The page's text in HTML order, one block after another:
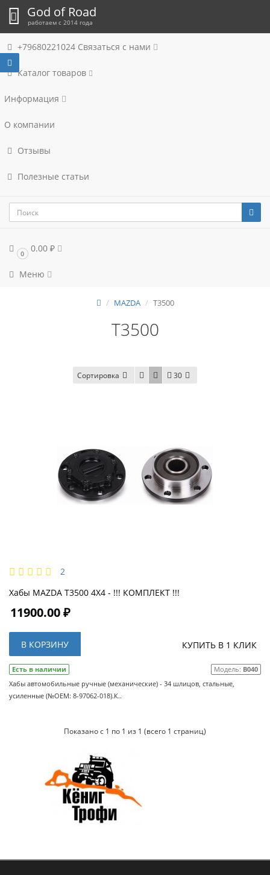
God of Road
работаем с 2014 года
+79680221024 Связаться с нами
Каталог товаров
Информация
О компании
Отзывы
Полезные статьи
0 0.00 ₽
Меню
MAZDA T3500
T3500
Сортировка 30
2
Хабы MAZDA T3500 4X4 - !!! КОМПЛЕКТ !!!
11900.00 ₽
В КОРЗИНУ КУПИТЬ В 1 КЛИК
Есть в наличии Модель: B040
Хабы автомобильные ручные (механические) - 34 шлицов, стальные,
усиленные (№OEM: 8-97062-018).К..
Показано с 1 по 1 из 1 (всего 1 страниц)